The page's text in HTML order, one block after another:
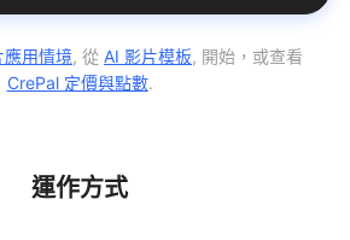
應用情境, 從 AI 影片模板, 開始，或查看
CrePal 定價與點數.
運作方式